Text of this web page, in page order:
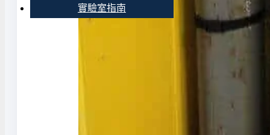
實驗室指南